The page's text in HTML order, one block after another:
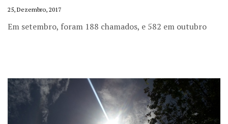
25, Dezembro, 2017
Em setembro, foram 188 chamados, e 582 em outubro